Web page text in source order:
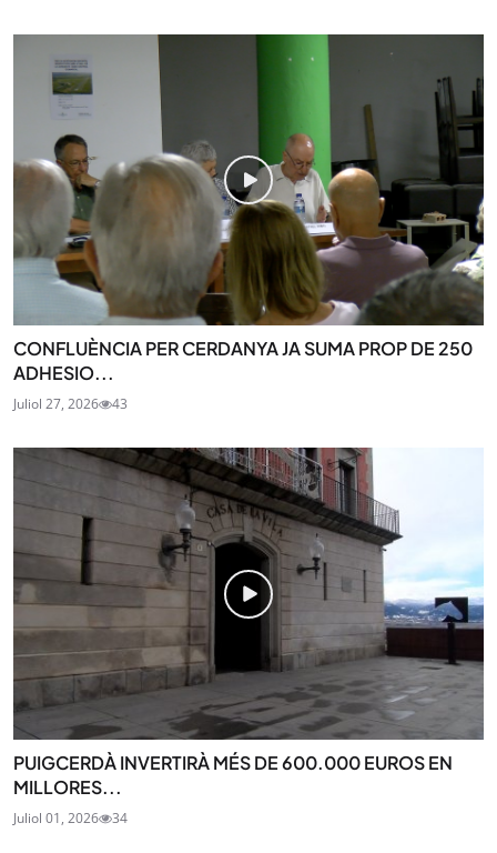
CONFLUÈNCIA PER CERDANYA JA SUMA PROP DE 250
ADHESIO...
Juliol 27, 2026 43
PUIGCERDÀ INVERTIRÀ MÉS DE 600.000 EUROS EN
MILLORES...
Juliol 01, 2026 34